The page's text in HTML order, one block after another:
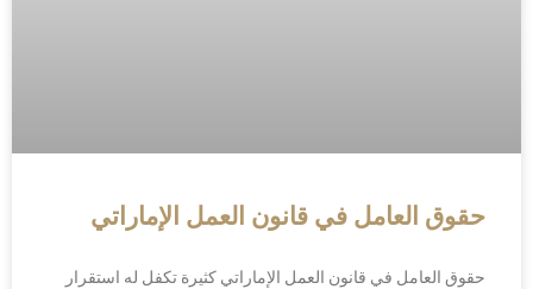
حقوق العامل في قانون العمل الإماراتي
حقوق العامل في قانون العمل الإماراتي كثيرة تكفل له استقرار